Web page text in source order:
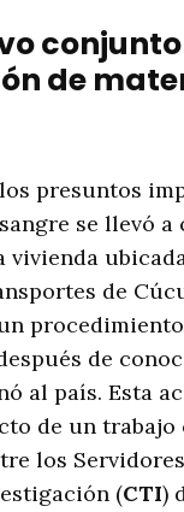
de
presuntos
se llevó a
de
de
al país. Esta
de un trabajo
los
(CTI)